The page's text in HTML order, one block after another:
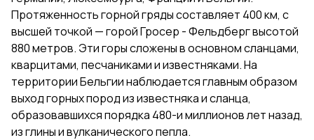
Протяженность горной гряды составляет 400 км, с
высшей точкой — горой Гросер - Фельдберг высотой
880 метров. Эти горы сложены в основном сланцами,
кварцитами, песчаниками и известняками. На
территории Бельгии наблюдается главным образом
выход горных пород из известняка и сланца,
образовавшихся порядка 480-и миллионов лет назад,
из глины и вулканического пепла.